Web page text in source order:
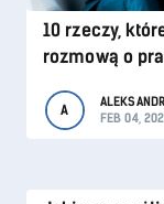
10 rzeczy,
rozmową o
A
FEB 04,